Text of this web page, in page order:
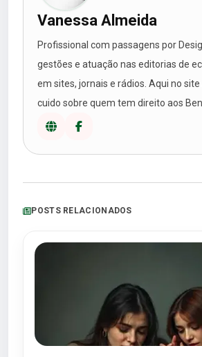
Vanessa Almeida
Profissional com passagens por
gestões e atuação nas editorias de
em sites, jornais e rádios. Aqui no site
cuido sobre quem tem direito aos
POSTS RELACIONADOS